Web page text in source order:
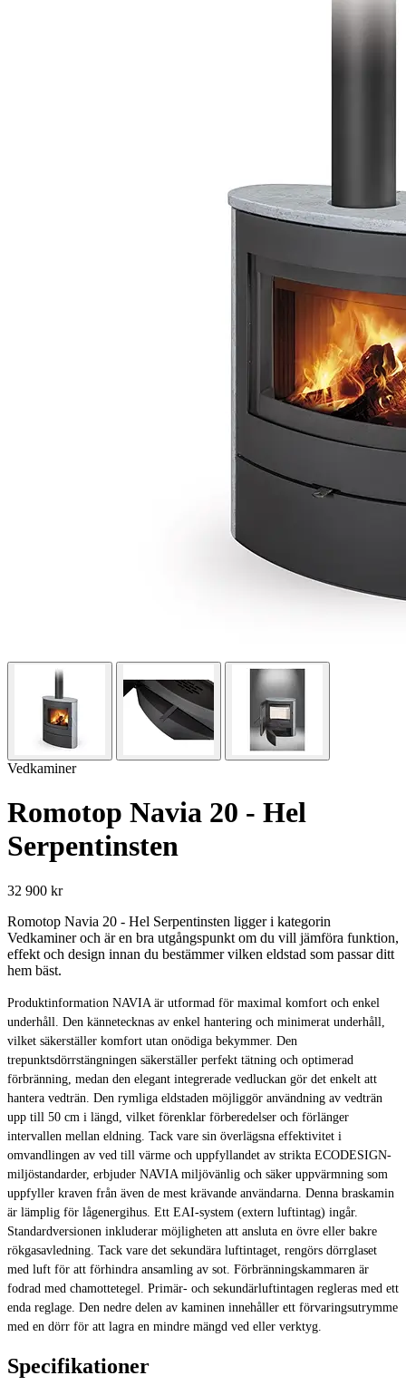
Vedkaminer
Romotop Navia 20 - Hel
Serpentinsten
32 900 kr
Romotop Navia 20 - Hel Serpentinsten ligger i kategorin
Vedkaminer och är en bra utgångspunkt om du vill jämföra funktion,
effekt och design innan du bestämmer vilken eldstad som passar ditt
hem bäst.
Produktinformation NAVIA är utformad för maximal komfort och enkel
underhåll. Den kännetecknas av enkel hantering och minimerat underhåll,
vilket säkerställer komfort utan onödiga bekymmer. Den
trepunktsdörrstängningen säkerställer perfekt tätning och optimerad
förbränning, medan den elegant integrerade vedluckan gör det enkelt att
hantera vedträn. Den rymliga eldstaden möjliggör användning av vedträn
upp till 50 cm i längd, vilket förenklar förberedelser och förlänger
intervallen mellan eldning. Tack vare sin överlägsna effektivitet i
omvandlingen av ved till värme och uppfyllandet av strikta ECODESIGN-
miljöstandarder, erbjuder NAVIA miljövänlig och säker uppvärmning som
uppfyller kraven från även de mest krävande användarna. Denna braskamin
är lämplig för lågenergihus. Ett EAI-system (extern luftintag) ingår.
Standardversionen inkluderar möjligheten att ansluta en övre eller bakre
rökgasavledning. Tack vare det sekundära luftintaget, rengörs dörrglaset
med luft för att förhindra ansamling av sot. Förbränningskammaren är
fodrad med chamottetegel. Primär- och sekundärluftintagen regleras med ett
enda reglage. Den nedre delen av kaminen innehåller ett förvaringsutrymme
med en dörr för att lagra en mindre mängd ved eller verktyg.
Specifikationer